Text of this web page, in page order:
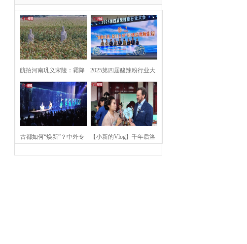
航拍河南巩义宋陵：霜降
时节高粱红
2025第四届酸辣粉行业大
会在河南开封举行
古都如何“焕新”？中外专 【小新的Vlog】千年后洛